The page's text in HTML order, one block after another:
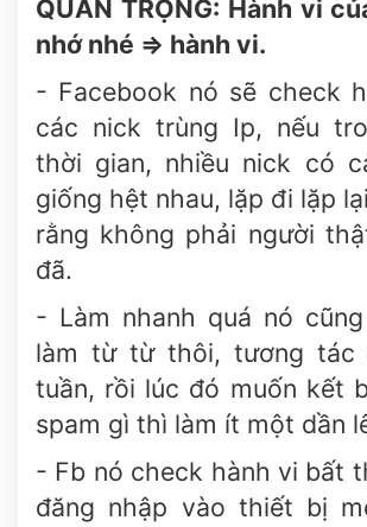
QUAN TRỌNG: Hành vi
nhớ nhé => hành vi.
- Facebook nó sẽ check
các nick trùng Ip, nếu
thời gian, nhiều nick có
giống hệt nhau, lặp đi lặp
rằng không phải người
đã.
- Làm nhanh quá nó
làm từ từ thôi, tương tác
tuần, rồi lúc đó muốn kết
spam gì thì làm ít một dần
- Fb nó check hành vi bất
đăng nhập vào thiết bị